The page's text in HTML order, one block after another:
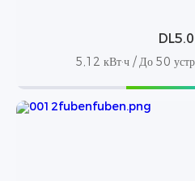
5,12 кВт·ч / До 50